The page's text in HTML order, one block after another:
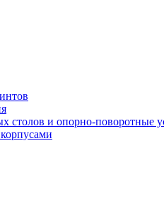
и опорно-поворотные